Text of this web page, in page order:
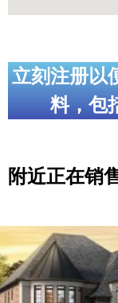
立刻注册以
料，包
附近正在销